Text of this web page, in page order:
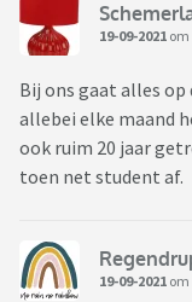
19-09-2021 om
Bij ons gaat alles op
allebei elke maand
ook ruim 20 jaar
toen net student af.
19-09-2021 om